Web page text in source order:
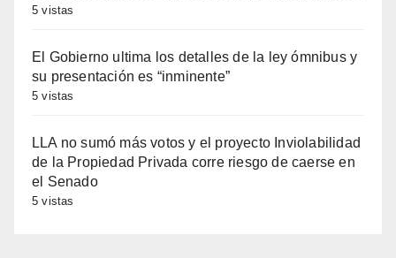
5 vistas
El Gobierno ultima los detalles de la ley ómnibus y
su presentación es “inminente”
5 vistas
LLA no sumó más votos y el proyecto Inviolabilidad
de la Propiedad Privada corre riesgo de caerse en
el Senado
5 vistas